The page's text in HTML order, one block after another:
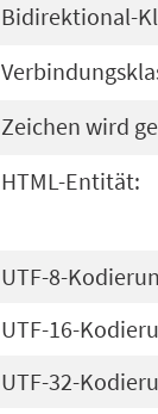
Bidirektional-
Zeichen wird
HTML-Entität:
UTF-8-
UTF-16-
UTF-32-